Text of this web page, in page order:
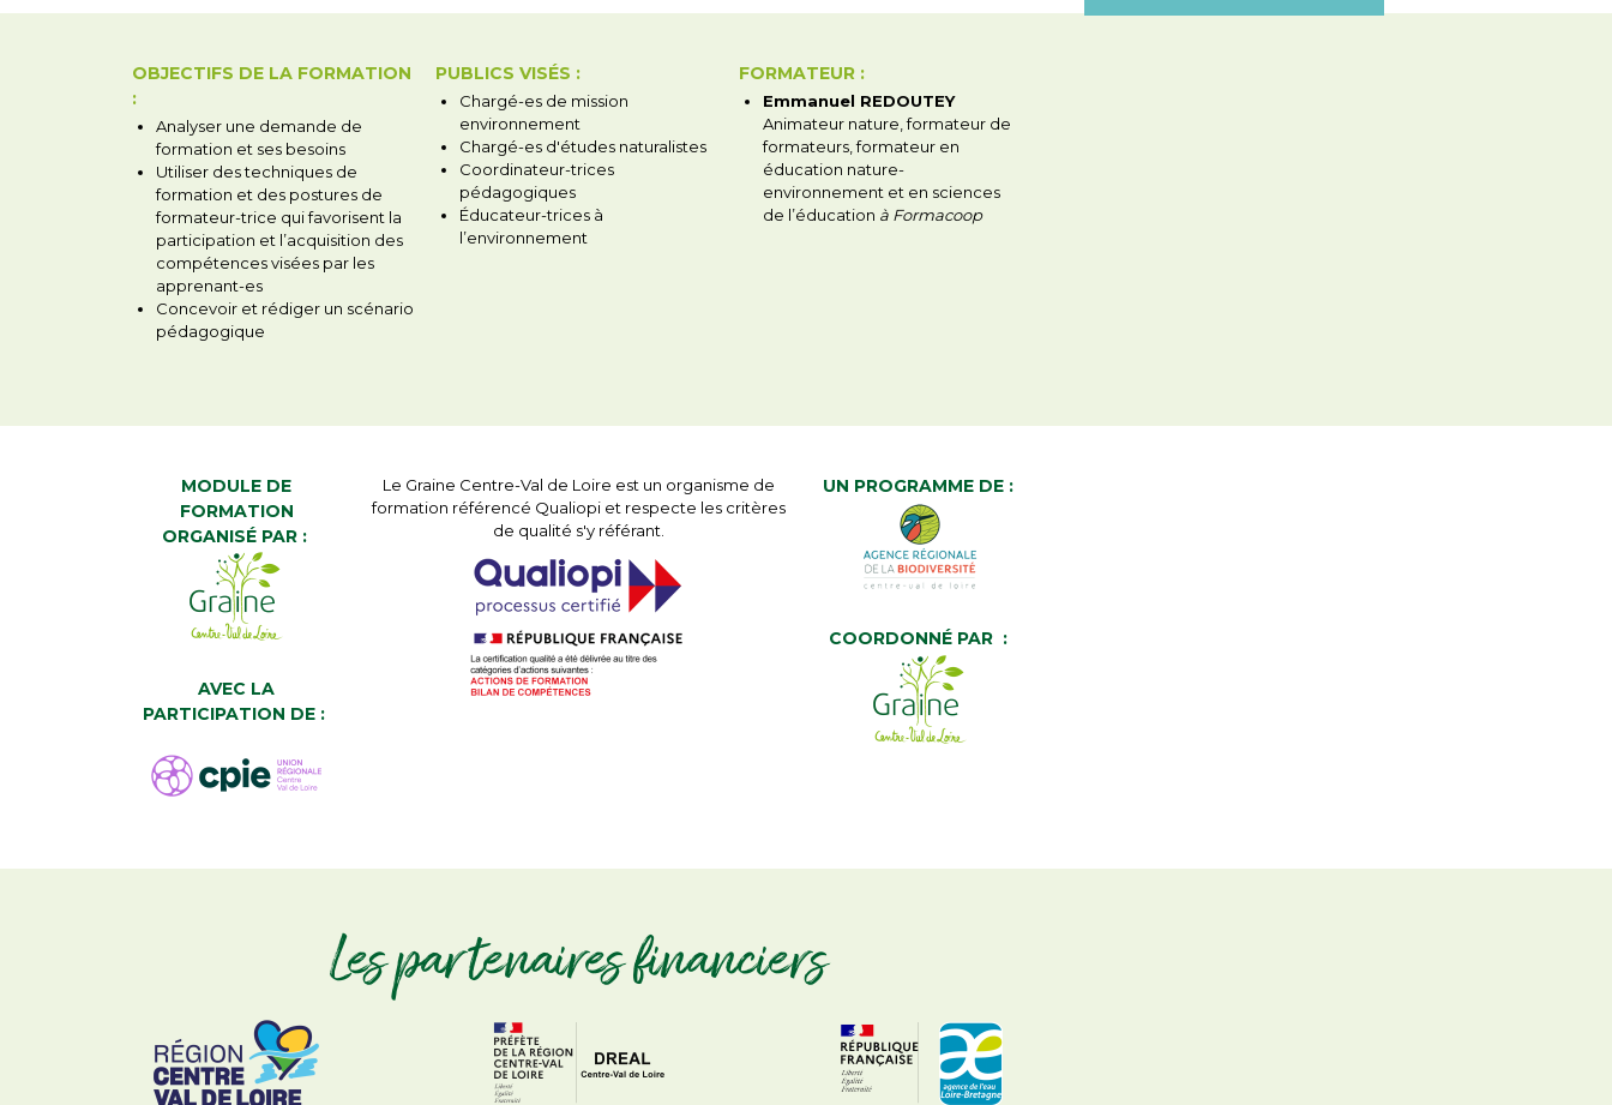
OBJECTIFS DE LA FORMATION
:
Analyser une demande de
formation et ses besoins
Utiliser des techniques de
formation et des postures de
formateur-trice qui favorisent la
participation et l’acquisition des
compétences visées par les
apprenant-es
Concevoir et rédiger un scénario
pédagogique
PUBLICS VISÉS :
Chargé-es de mission
environnement
Chargé-es d'études naturalistes
Coordinateur-trices
pédagogiques
Éducateur-trices à
l’environnement
FORMATEUR :
Emmanuel REDOUTEY
Animateur nature, formateur de
formateurs, formateur en
éducation nature-
environnement et en sciences
de l’éducation à Formacoop
MODULE DE
FORMATION
ORGANISÉ PAR :
AVEC LA
PARTICIPATION DE :
Le Graine Centre-Val de Loire est un organisme de
formation référencé Qualiopi et respecte les critères
de qualité s'y référant.
UN PROGRAMME DE :
COORDONNÉ PAR :
Les partenaires financiers